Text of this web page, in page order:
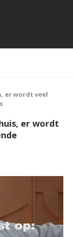
er wordt veel
er wordt